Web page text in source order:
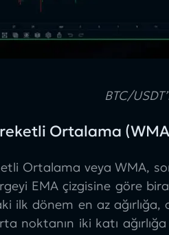
BTC/
Ortalama
Ortalama veya WMA,
EMA çizgisine göre
ilk dönem en az
noktanın iki katı